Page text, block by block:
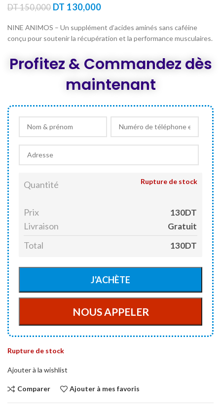
DT150,000 Le
initial
était :
DT 130,000Le
actuel
est :
NINE ANIMOS – Un supplément d’acides aminés sans caféine
conçu pour soutenir la récupération et la performance musculaires.
Profitez & Commandez dès
maintenant
Quantité Rupture de stock
Prix 130DT
Livraison Gratuit
Total 130DT
Rupture de stock
Ajouter à la wishlist
Comparer Ajouter à mes favoris